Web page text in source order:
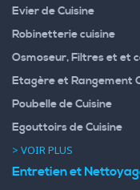
Evier de Cuisine
Robinetterie cuisine
Osmoseur, Filtres et et
Etagère et Rangement
Poubelle de Cuisine
Egouttoirs de Cuisine
> VOIR PLUS
Entretien et